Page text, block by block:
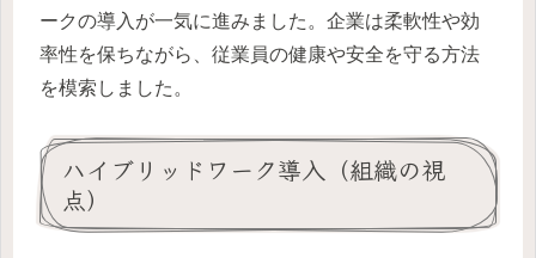
ークの導入が一気に進みました。企業は柔軟性や効
率性を保ちながら、従業員の健康や安全を守る方法
を模索しました。
ハイブリッドワーク導入（組織の視
点）